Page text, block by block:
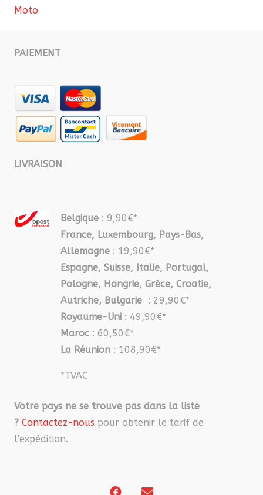
Moto
PAIEMENT
LIVRAISON
Belgique : 9,90€*
France, Luxembourg, Pays-Bas,
Allemagne : 19,90€*
Espagne, Suisse, Italie, Portugal,
Pologne, Hongrie, Grèce, Croatie,
Autriche, Bulgarie : 29,90€*
Royaume-Uni : 49,90€*
Maroc : 60,50€*
La Réunion : 108,90€*
*TVAC
Votre pays ne se trouve pas dans la liste
? Contactez-nous pour obtenir le tarif de
l’expédition.